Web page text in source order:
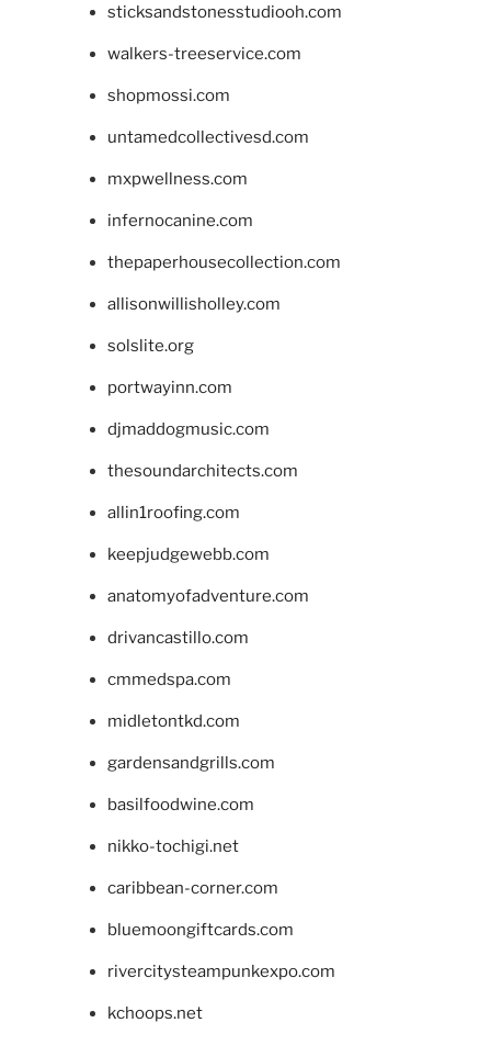
sticksandstonesstudiooh.com
walkers-treeservice.com
shopmossi.com
untamedcollectivesd.com
mxpwellness.com
infernocanine.com
thepaperhousecollection.com
allisonwillisholley.com
solslite.org
portwayinn.com
djmaddogmusic.com
thesoundarchitects.com
allin1roofing.com
keepjudgewebb.com
anatomyofadventure.com
drivancastillo.com
cmmedspa.com
midletontkd.com
gardensandgrills.com
basilfoodwine.com
nikko-tochigi.net
caribbean-corner.com
bluemoongiftcards.com
rivercitysteampunkexpo.com
kchoops.net